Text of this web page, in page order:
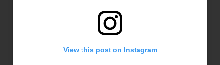
View this post on Instagram